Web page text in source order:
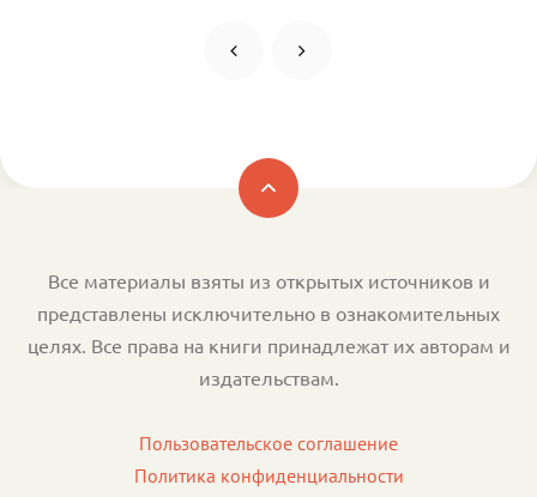
Все материалы взяты из открытых источников и
представлены исключительно в ознакомительных
целях. Все права на книги принадлежат их авторам и
издательствам.
Пользовательское соглашение
Политика конфиденциальности